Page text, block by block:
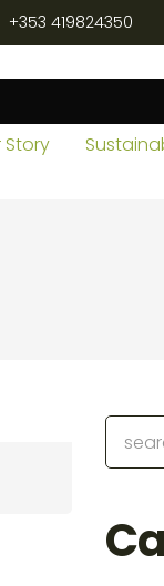
+353 419824350
Story